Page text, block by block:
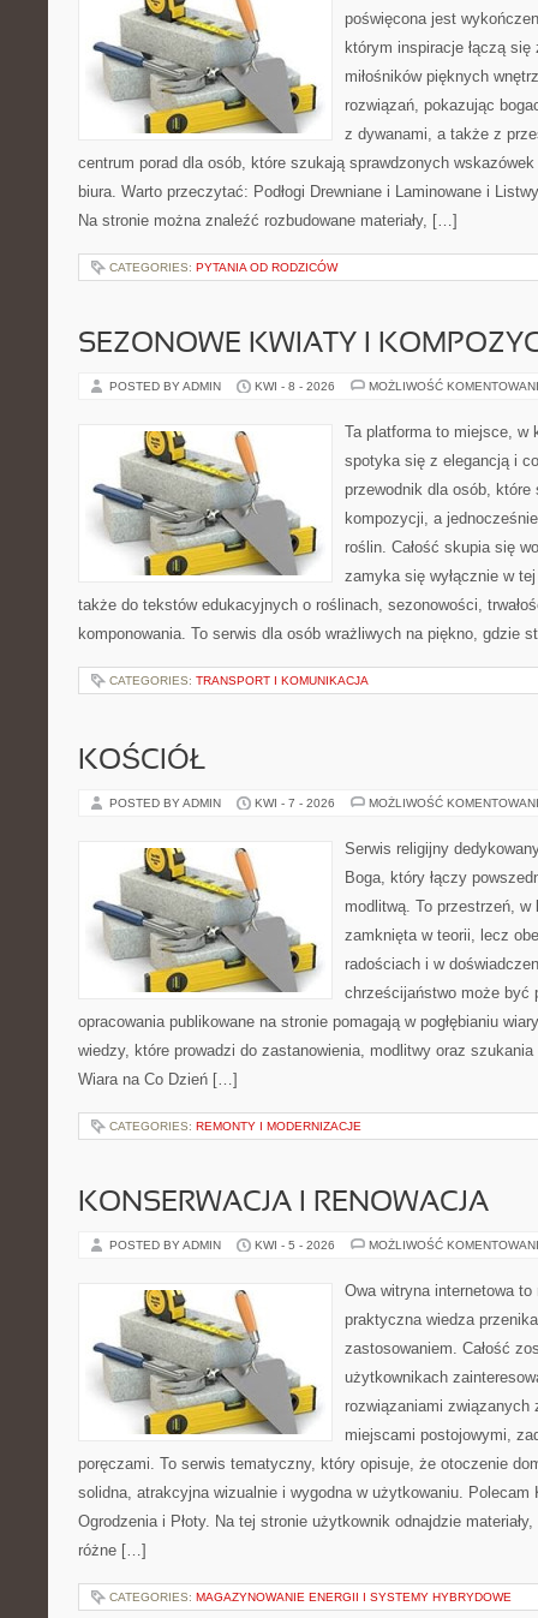
poświęcona jest
którym inspiracje łączą
miłośników pięknych
rozwiązań, pokazując
z dywanami, a także z
centrum porad dla osób, które szukają sprawdzonych
biura. Warto przeczytać: Podłogi Drewniane i Laminowane i
Na stronie można znaleźć rozbudowane materiały, […]
CATEGORIES: PYTANIA OD RODZICÓW
SEZONOWE KWIATY I
POSTED BY ADMIN KWI - 8 - 2026 MOŻLIWOŚĆ
Ta platforma to miejsce, w
spotyka się z elegancją i
przewodnik dla osób, które
kompozycji, a
roślin. Całość skupia się
zamyka się wyłącznie w
także do tekstów edukacyjnych o roślinach, sezonowości,
komponowania. To serwis dla osób wrażliwych na piękno, gdzie
CATEGORIES: TRANSPORT I KOMUNIKACJA
KOŚCIÓŁ
POSTED BY ADMIN KWI - 7 - 2026 MOŻLIWOŚĆ
Serwis religijny
Boga, który łączy
modlitwą. To przestrzeń,
zamknięta w teorii, lecz
radościach i w
chrześcijaństwo może być
opracowania publikowane na stronie pomagają w pogłębianiu
wiedzy, które prowadzi do zastanowienia, modlitwy oraz
Wiara na Co Dzień […]
CATEGORIES: REMONTY I MODERNIZACJE
KONSERWACJA I RENOWACJA
POSTED BY ADMIN KWI - 5 - 2026 MOŻLIWOŚĆ
Owa witryna internetowa
praktyczna wiedza
zastosowaniem. Całość
użytkownikach
rozwiązaniami związanych
miejscami postojowymi,
poręczami. To serwis tematyczny, który opisuje, że otoczenie
solidna, atrakcyjna wizualnie i wygodna w użytkowaniu. Polecam
Ogrodzenia i Płoty. Na tej stronie użytkownik odnajdzie
różne […]
CATEGORIES: MAGAZYNOWANIE ENERGII I SYSTEMY HYBRYDOWE